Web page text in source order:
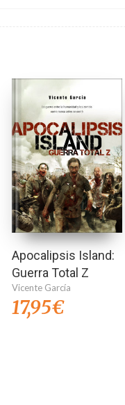
Apocalipsis Island:
Guerra Total Z
Vicente García
17,95€